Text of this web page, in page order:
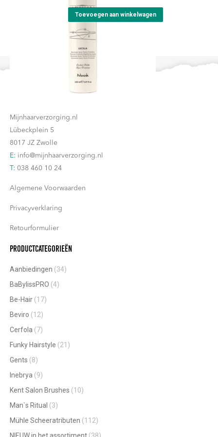
Toevoegen aan winkelwagen
Mijnhaarverzorging.nl
Lübeckplein 5
8017 JZ Zwolle
E: info@mijnhaarverzorging.nl
T: 038 460 10 24
Algemene Voorwaarden
Privacyverklaring
Retourformulier
Productcategorieën
Aanbiedingen (34)
BaBylissPRO (4)
Be-Hair (17)
Beviro (12)
Cerfola (7)
Funky Hairstyle (21)
Gents (8)
Inebrya (9)
Kent Salon Brushes (10)
Man`s Ritual (3)
Mühle Scheeratributen (112)
NIEUW in het assortiment (38)